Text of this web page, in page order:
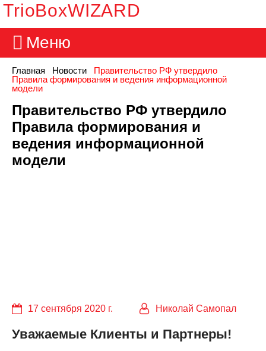
TrioBoxWIZARD
Меню
Главная Новости
Правительство РФ утвердило
Правила формирования и ведения информационной
модели
Правительство РФ утвердило
Правила формирования и
ведения информационной
модели
17 сентября 2020 г. Николай Самопал
Уважаемые Клиенты и Партнеры!